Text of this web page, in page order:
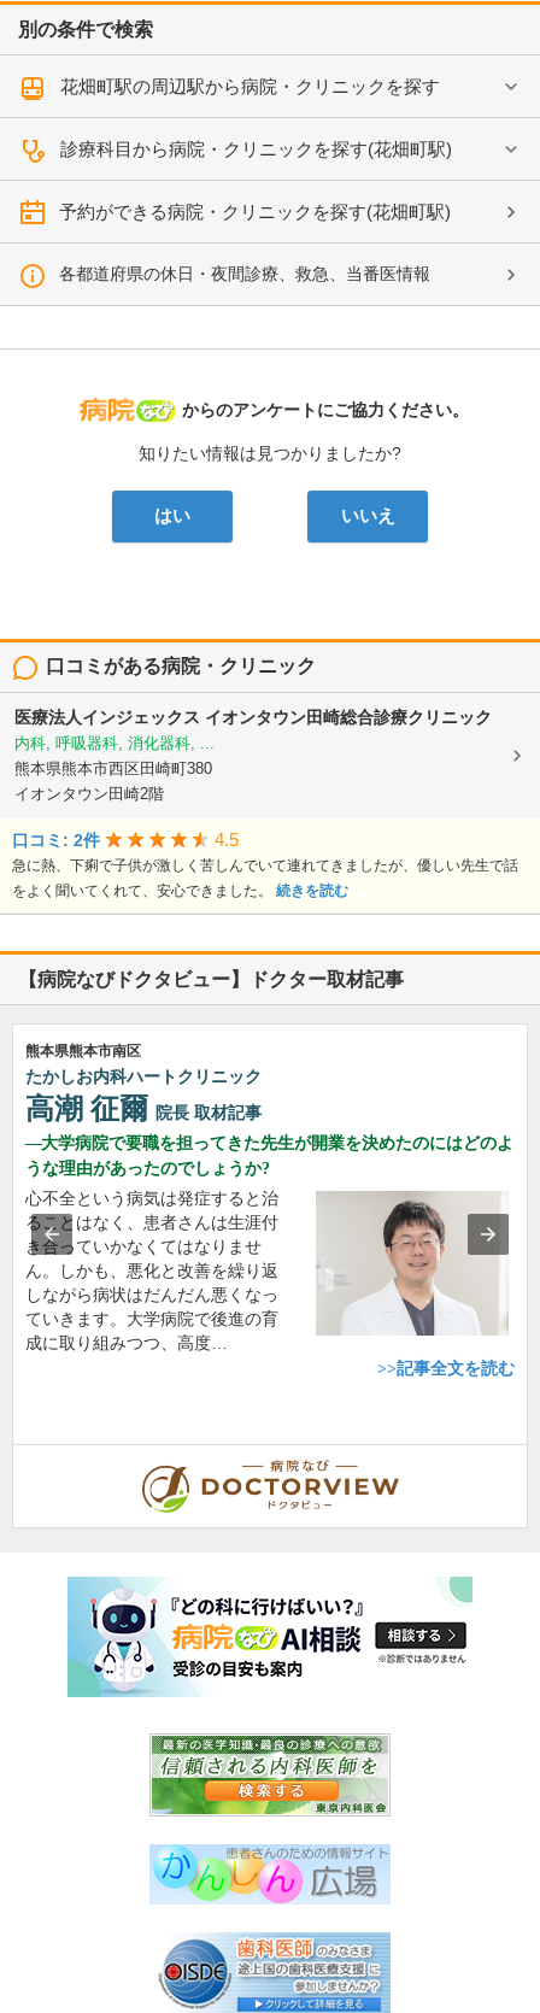
別の条件で検索
花畑町駅の周辺駅から病院・クリニックを探す
診療科目から病院・クリニックを探す(花畑町駅)
予約ができる病院・クリニックを探す(花畑町駅)
各都道府県の休日・夜間診療、救急、当番医情報
病院なび
からのアンケートにご協力ください。
知りたい情報は見つかりましたか?
はい いいえ
口コミがある病院・クリニック
医療法人インジェックス イオンタウン田崎総合診療クリニック
内科, 呼吸器科, 消化器科, ...
熊本県熊本市西区田崎町380
イオンタウン田崎2階
口コミ: 2件 4.5
急に熱、下痢で子供が激しく苦しんでいて連れてきましたが、優しい先生で話
をよく聞いてくれて、安心できました。 続きを読む
【病院なびドクタビュー】ドクター取材記事
熊本県熊本市南区
たかしお内科ハートクリニック
高潮 征爾 院長 取材記事
大学病院で要職を担ってきた先生が開業を決めたのにはどのよ
うな理由があったのでしょうか?
心不全という病気は発症すると治
ることはなく、患者さんは生涯付
き合っていかなくてはなりませ
ん。しかも、悪化と改善を繰り返
しながら病状はだんだん悪くなっ
ていきます。大学病院で後進の育
成に取り組みつつ、高度…
>>記事全文を読む